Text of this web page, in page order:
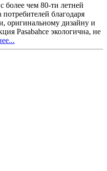
более чем 80-ти летней
благодаря
оригинальному дизайну и
Pasabahce экологична, не